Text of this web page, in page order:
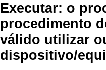
Executar: o
procedimento
válido utilizar
dispositivo/